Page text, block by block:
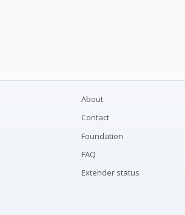
About
Contact
Foundation
FAQ
Extender status